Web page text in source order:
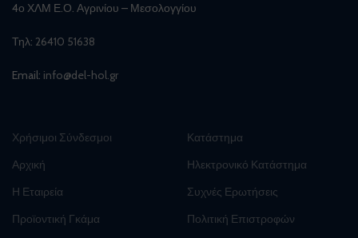
4ο ΧΛΜ Ε.Ο. Αγρινίου – Μεσολογγίου
Τηλ: 26410 51638
Email: info@del-hol.gr
Χρήσιμοι Σύνδεσμοι
Αρχική
Η Εταιρεία
Προϊοντική Γκάμα
Κατάστημα
Ηλεκτρονικό Κατάστημα
Συχνές Ερωτήσεις
Πολιτική Επιστροφών